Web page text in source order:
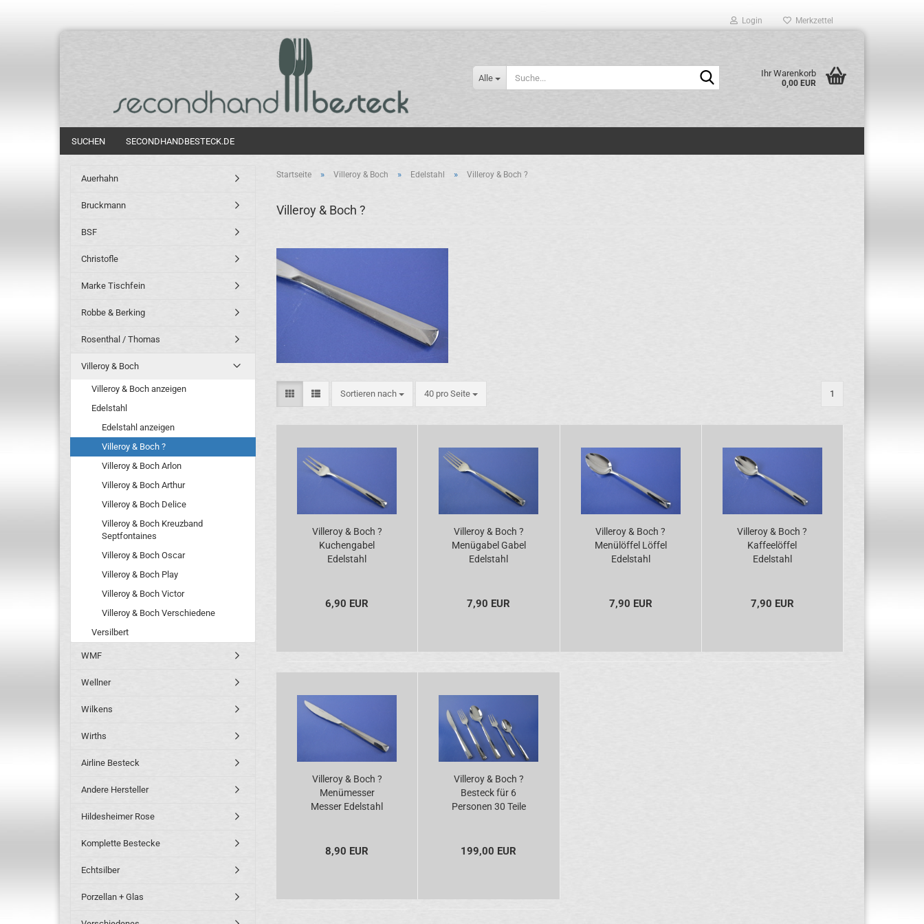
Login Merkzettel
Alle Ihr Warenkorb
0,00 EUR
SUCHEN SECONDHANDBESTECK.DE
Startseite » Villeroy & Boch » Edelstahl » Villeroy & Boch ?
Villeroy & Boch ?
Sortieren nach
Sortieren nach 40 pro Seite
pro Seite 1
Villeroy & Boch ?
Kuchengabel
Edelstahl
6,90 EUR
Villeroy & Boch ?
Menügabel Gabel
Edelstahl
7,90 EUR
Villeroy & Boch ?
Menülöffel Löffel
Edelstahl
7,90 EUR
Villeroy & Boch ?
Kaffeelöffel
Edelstahl
7,90 EUR
Villeroy & Boch ?
Menümesser
Messer Edelstahl
8,90 EUR
Villeroy & Boch ?
Besteck für 6
Personen 30 Teile
199,00 EUR
Auerhahn
Bruckmann
BSF
Christofle
Marke Tischfein
Robbe & Berking
Rosenthal / Thomas
Villeroy & Boch
Villeroy & Boch anzeigen
Edelstahl
Edelstahl anzeigen
Villeroy & Boch ?
Villeroy & Boch Arlon
Villeroy & Boch Arthur
Villeroy & Boch Delice
Villeroy & Boch Kreuzband
Septfontaines
Villeroy & Boch Oscar
Villeroy & Boch Play
Villeroy & Boch Victor
Villeroy & Boch Verschiedene
Versilbert
WMF
Wellner
Wilkens
Wirths
Airline Besteck
Andere Hersteller
Hildesheimer Rose
Komplette Bestecke
Echtsilber
Porzellan + Glas